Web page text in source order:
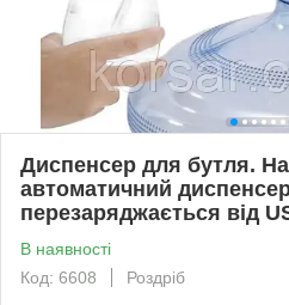
Диспенсер для бутля.
автоматичний
перезаряджається від
В наявності
Код: 6608
Роздріб